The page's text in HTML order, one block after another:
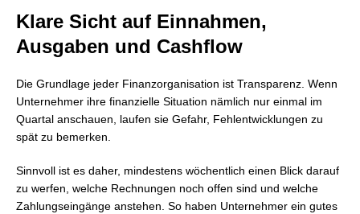
Klare Sicht auf Einnahmen,
Ausgaben und Cashflow
Die Grundlage jeder Finanzorganisation ist Transparenz. Wenn
Unternehmer ihre finanzielle Situation nämlich nur einmal im
Quartal anschauen, laufen sie Gefahr, Fehlentwicklungen zu
spät zu bemerken.
Sinnvoll ist es daher, mindestens wöchentlich einen Blick darauf
zu werfen, welche Rechnungen noch offen sind und welche
Zahlungseingänge anstehen. So haben Unternehmer ein gutes